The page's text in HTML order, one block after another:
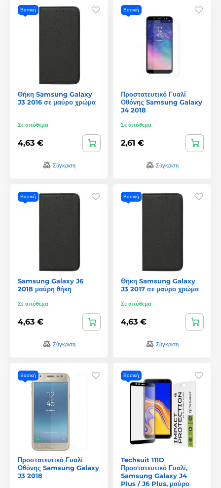
Βασική
Θήκη Samsung Galaxy
J3 2016 σε μαύρο χρώμα
Σε απόθεμα
4,63 €
Σύγκριση
Βασική
Προστατευτικό Γυαλί
Οθόνης Samsung Galaxy
J4 2018
Σε απόθεμα
2,61 €
Σύγκριση
Βασική
Samsung Galaxy J6
2018 μαύρη θήκη
Σε απόθεμα
4,63 €
Σύγκριση
Βασική
Θήκη Samsung Galaxy
J3 2017 σε μαύρο χρώμα
Σε απόθεμα
4,63 €
Σύγκριση
Βασική
Προστατευτικό Γυαλί
Οθόνης Samsung Galaxy
J3 2018
Βασική
Techsuit 111D
Προστατευτικό Γυαλί,
Samsung Galaxy J4
Plus / J6 Plus, μαύρο